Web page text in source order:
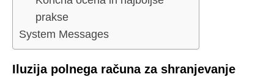
prakse
System Messages
Iluzija polnega računa za shranjevanje